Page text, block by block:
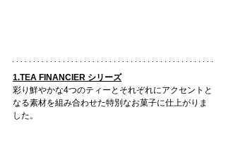
1.TEA FINANCIER シリーズ
彩り鮮やかな4つのティーとそれぞれにアクセントと
なる素材を組み合わせた特別なお菓子に仕上がりま
した。